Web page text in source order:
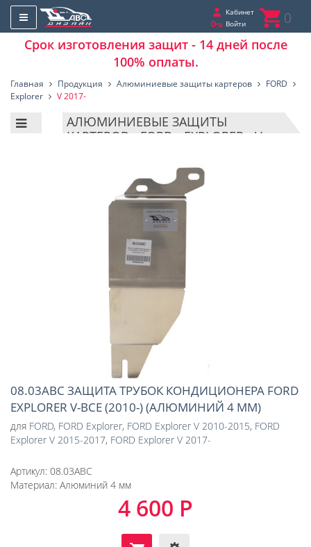
Кабинет
Войти
0
Срок изготовления защит - 14 дней после
100% оплаты.
Главная Продукция Алюминиевые защиты картеров
FORD
Explorer
V 2017-
АЛЮМИНИЕВЫЕ ЗАЩИТЫ
КАРТЕРОВ - FORD - EXPLORER - V
08.03ABC ЗАЩИТА ТРУБОК КОНДИЦИОНЕРА FORD
EXPLORER V-ВСЕ (2010-) (АЛЮМИНИЙ 4 ММ)
для FORD, FORD Explorer, FORD Explorer V 2010-2015, FORD
Explorer V 2015-2017, FORD Explorer V 2017-
Артикул: 08.03ABC
Материал: Алюминий 4 мм
4 600 Р